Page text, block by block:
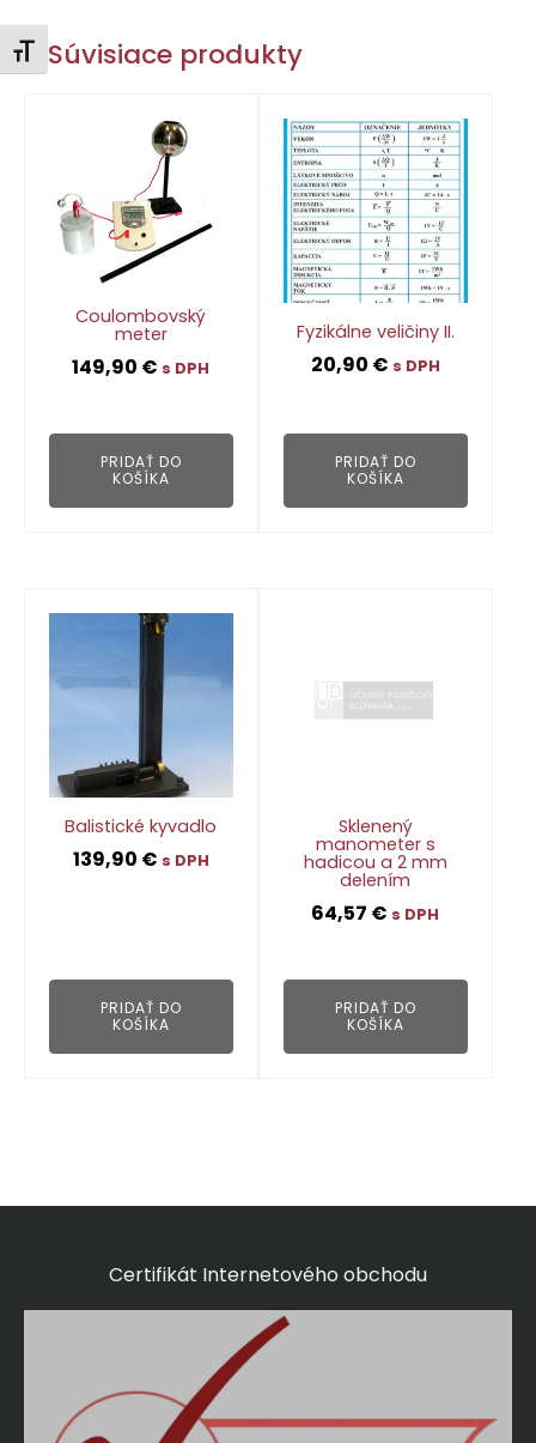
Zmeniť veľkosť písma
Súvisiace produkty
Coulombovský
meter
149,90 € s DPH
PRIDAŤ DO
KOŠÍKA
Fyzikálne veličiny II.
20,90 € s DPH
PRIDAŤ DO
KOŠÍKA
Balistické kyvadlo
139,90 € s DPH
PRIDAŤ DO
KOŠÍKA
Sklenený
manometer s
hadicou a 2 mm
delením
64,57 € s DPH
PRIDAŤ DO
KOŠÍKA
Certifikát Internetového obchodu